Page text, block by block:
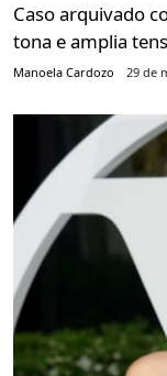
Caso arquivado
tona e amplia
Manoela Cardozo 29 de